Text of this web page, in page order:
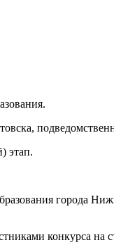
этап.
города
конкурса на